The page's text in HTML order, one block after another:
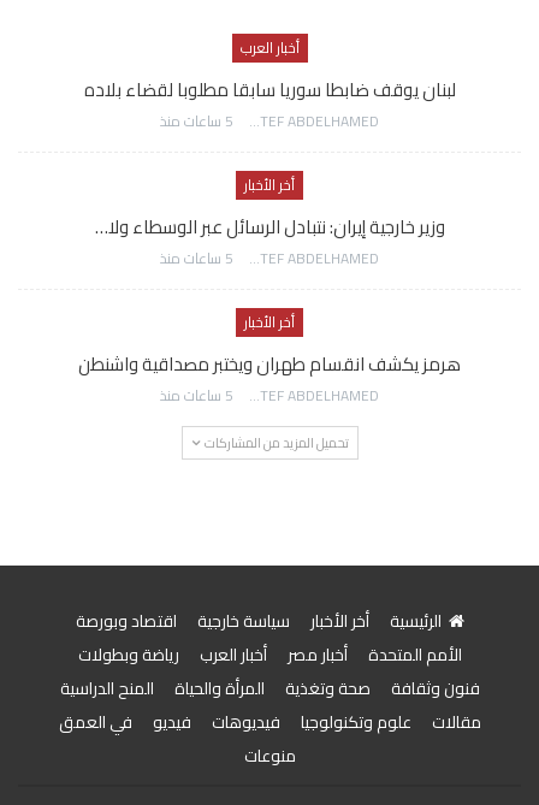
أخبار العرب
لبنان يوقف ضابطا سوريا سابقا مطلوبا لقضاء بلاده
AWATEF ABDELHAMED 5 ساعات منذ
أخر الأخبار
وزير خارجية إيران: نتبادل الرسائل عبر الوسطاء ولا…
AWATEF ABDELHAMED 5 ساعات منذ
أخر الأخبار
هرمز يكشف انقسام طهران ويختبر مصداقية واشنطن
AWATEF ABDELHAMED 5 ساعات منذ
تحميل المزيد من المشاركات
الرئيسية أخر الأخبار سياسة خارجية
اقتصاد وبورصة
الأمم المتحدة
أخبار مصر أخبار العرب
رياضة وبطولات
فنون وثقافة
صحة وتغذية المرأة والحياة
المنح الدراسية
مقالات
علوم وتكنولوجيا فيديوهات فيديو
في العمق
منوعات